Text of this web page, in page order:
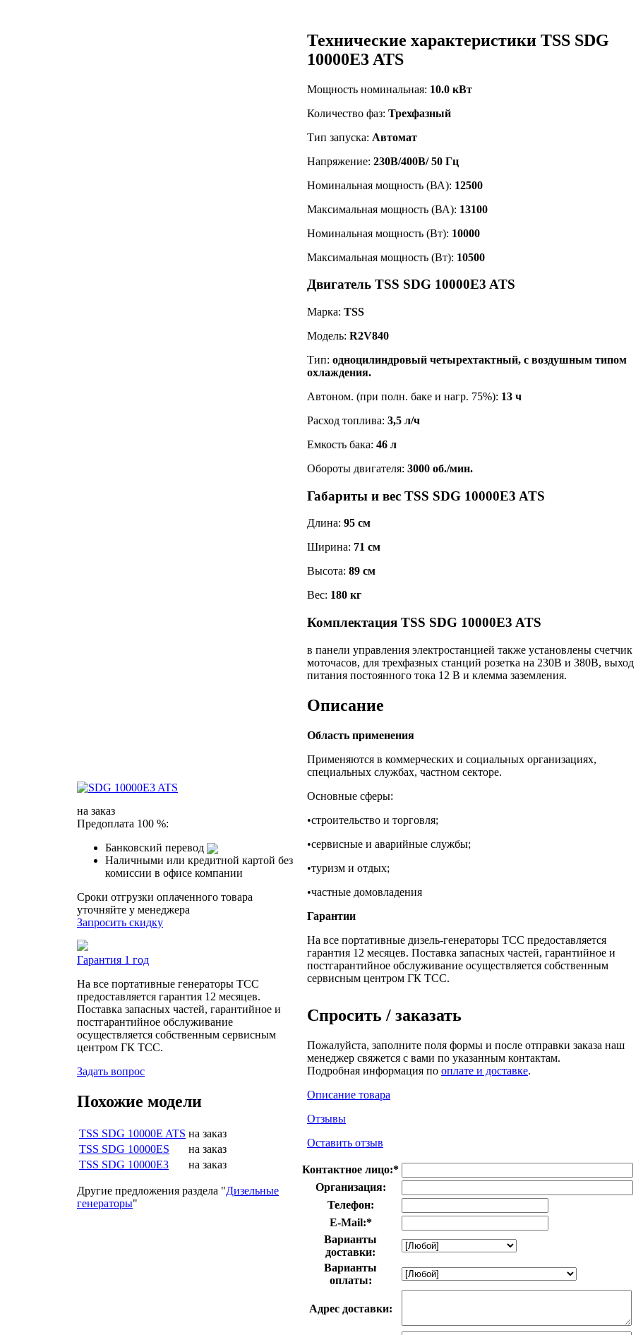
на заказ
Предоплата 100 %:
Банковский перевод
Наличными или кредитной картой без
комиссии в офисе компании
Сроки отгрузки оплаченного товара
уточняйте у менеджера
Запросить скидку
Гарантия 1 год
На все портативные генераторы ТСС
предоставляется гарантия 12 месяцев.
Поставка запасных частей, гарантийное и
постгарантийное обслуживание
осуществляется собственным сервисным
центром ГК ТСС.
Задать вопрос
Похожие модели
TSS SDG 10000E ATS на заказ
TSS SDG 10000ES
на заказ
TSS SDG 10000E3
на заказ
Другие предложения раздела "Дизельные
генераторы"
Технические характеристики TSS SDG
10000E3 ATS
Мощность номинальная: 10.0 кВт
Количество фаз: Трехфазный
Тип запуска: Автомат
Напряжение: 230В/400В/ 50 Гц
Номинальная мощность (ВА): 12500
Максимальная мощность (ВА): 13100
Номинальная мощность (Вт): 10000
Максимальная мощность (Вт): 10500
Двигатель TSS SDG 10000E3 ATS
Марка: TSS
Модель: R2V840
Тип: одноцилиндровый четырехтактный, с воздушным типом
охлаждения.
Автоном. (при полн. баке и нагр. 75%): 13 ч
Расход топлива: 3,5 л/ч
Емкость бака: 46 л
Обороты двигателя: 3000 об./мин.
Габариты и вес TSS SDG 10000E3 ATS
Длина: 95 см
Ширина: 71 см
Высота: 89 см
Вес: 180 кг
Комплектация TSS SDG 10000E3 ATS
в панели управления электростанцией также установлены счетчик
моточасов, для трехфазных станций розетка на 230В и 380В, выход
питания постоянного тока 12 В и клемма заземления.
Описание
Область применения
Применяются в коммерческих и социальных организациях,
специальных службах, частном секторе.
Основные сферы:
•строительство и торговля;
•сервисные и аварийные службы;
•туризм и отдых;
•частные домовладения
Гарантии
На все портативные дизель-генераторы ТСС предоставляется
гарантия 12 месяцев. Поставка запасных частей, гарантийное и
постгарантийное обслуживание осуществляется собственным
сервисным центром ГК ТСС.
Спросить / заказать
Пожалуйста, заполните поля формы и после отправки заказа наш
менеджер свяжется с вами по указанным контактам.
Подробная информация по оплате и доставке.
Описание товара
Отзывы
Оставить отзыв
Контактное лицо:*
Организация:
Телефон:
E-Mail:*
Варианты
доставки:
Варианты
оплаты:
Адрес доставки: